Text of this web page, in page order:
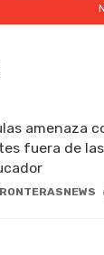
amenaza
fuera de